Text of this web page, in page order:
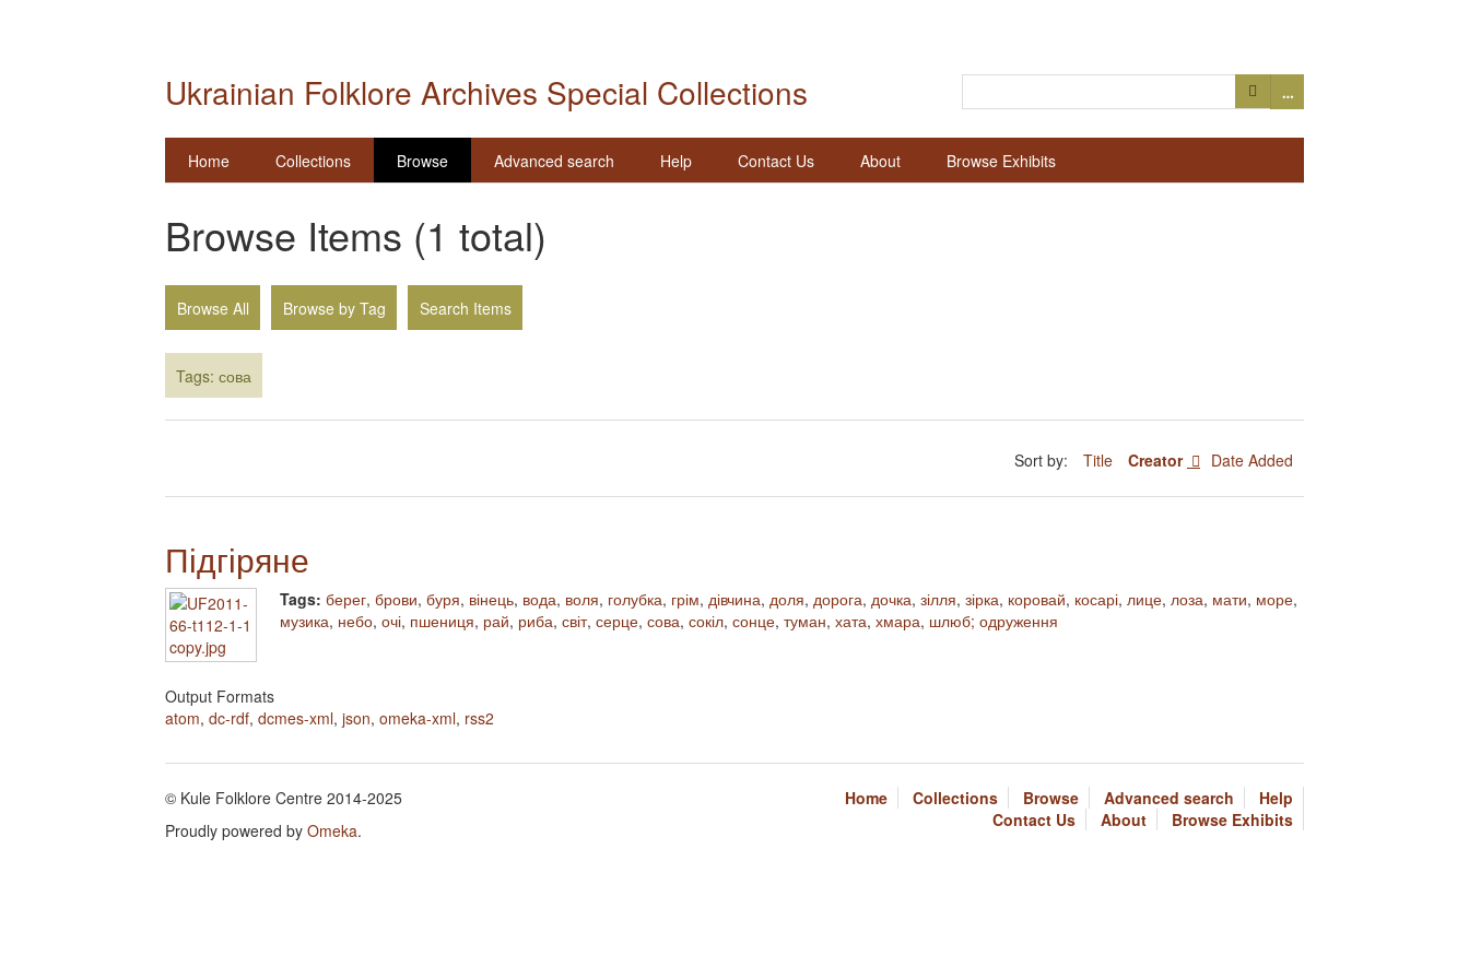
…
Ukrainian Folklore Archives Special Collections
Home Collections Browse Advanced search Help Contact Us About Browse Exhibits
Browse Items (1 total)
Browse All Browse by Tag Search Items
Tags: сова
Sort by: Title Creator Date Added
Підгіряне
Tags: берег, брови, буря, вінець, вода, воля, голубка, грім, дівчина, доля, дорога, дочка, зілля, зірка, коровай, косарі, лице, лоза, мати, море,
музика, небо, очі, пшениця, рай, риба, світ, серце, сова, сокіл, сонце, туман, хата, хмара, шлюб; одруження
Output Formats
atom, dc-rdf, dcmes-xml, json, omeka-xml, rss2
Home Collections Browse Advanced search
Help
Contact Us
About Browse Exhibits
© Kule Folklore Centre 2014-2025
Proudly powered by Omeka.